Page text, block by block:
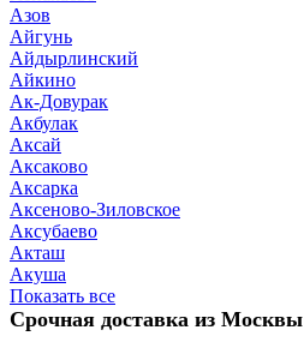
Азов
Айгунь
Айдырлинский
Айкино
Ак-Довурак
Акбулак
Аксай
Аксаково
Аксарка
Аксеново-Зиловское
Аксубаево
Акташ
Акуша
Показать все
Срочная доставка из Москвы